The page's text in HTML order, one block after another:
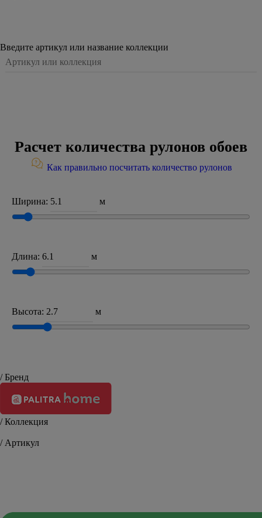
Введите артикул или название коллекции
Расчет количества рулонов обоев
Как правильно посчитать количество рулонов
Ширина: м
Длина: м
Высота: м
/ Бренд
/ Коллекция
/ Артикул